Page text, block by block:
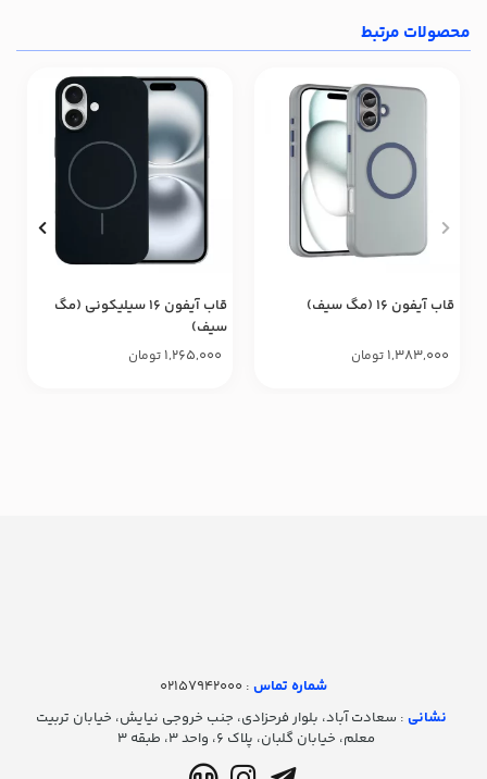
محصولات مرتبط
قاب آیفون ۱۶ (مگ سیف)
1,383,000 تومان
قاب آیفون ۱۶ سیلیکونی (مگ
سیف)
1,265,000 تومان
شماره تماس‌ : 02157942000
نشانی : سعادت آباد، بلوار فرحزادی، جنب خروجی نیایش، خیابان تربیت
معلم، خیابان گلبان، پلاک ۶، واحد ۳، طبقه ۳